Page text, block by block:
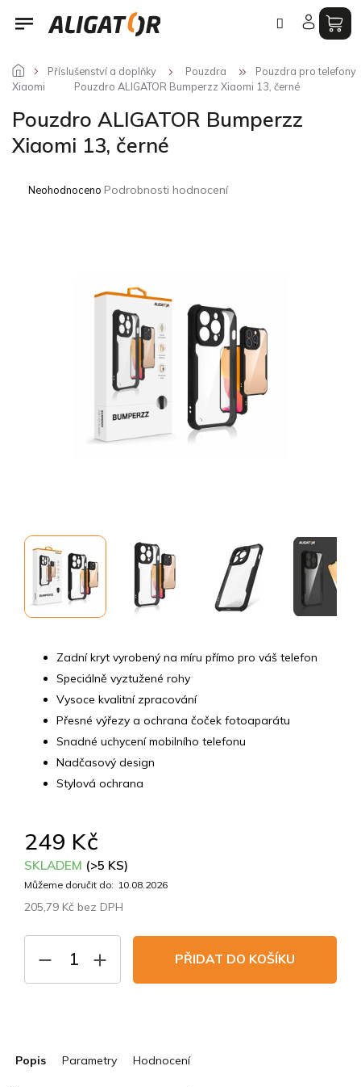
Přejít
Příslušenství a doplňky Pouzdra
Pouzdra pro telefony
Xiaomi
Pouzdro ALIGATOR Bumperzz Xiaomi 13, černé
Pouzdro ALIGATOR Bumperzz
Xiaomi 13, černé
Průměrné
Neohodnoceno Podrobnosti hodnocení
249 Kč
SKLADEM (>5 KS)
Můžeme doručit do: 10.08.2026
205,79 Kč bez DPH
PŘIDAT DO KOŠÍKU
Zadní kryt vyrobený na míru přímo pro váš telefon
Speciálně vyztužené rohy
Vysoce kvalitní zpracování
Přesné výřezy a ochrana čoček fotoaparátu
Snadné uchycení mobilního telefonu
Nadčasový design
Stylová ochrana
Popis Parametry Hodnocení